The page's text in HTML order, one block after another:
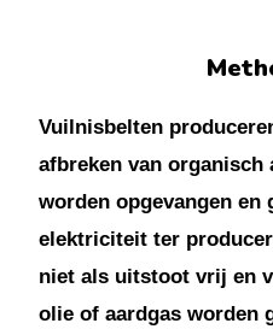
Vuilnisbelten
afbreken van organisch
worden opgevangen en
elektriciteit ter
niet als uitstoot vrij en
olie of aardgas worden